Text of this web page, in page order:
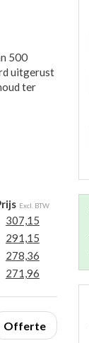
500
uitgerust
ter
Excl. BTW
307,15
291,15
278,36
271,96
Offerte